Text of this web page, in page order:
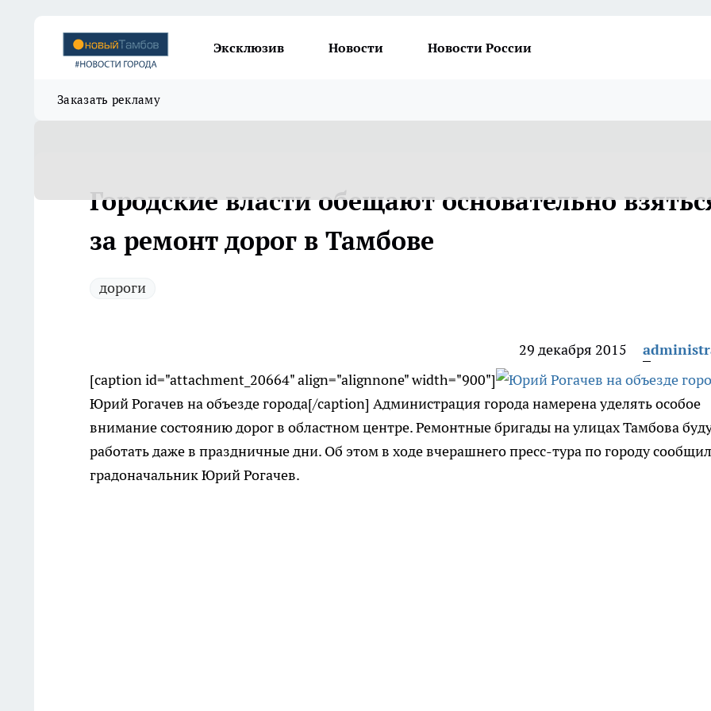
Эксклюзив Новости Новости России
Заказать рекламу
Городские власти обещают основательно
за ремонт дорог в Тамбове
дороги
29 декабря 2015
[caption id="attachment_20664" align="alignnone" width="900"]
Юрий Рогачев на объезде города[/caption] Администрация города намерена уделять особое
внимание состоянию дорог в областном центре. Ремонтные бригады на улицах Тамбова
работать даже в праздничные дни. Об этом в ходе вчерашнего пресс-тура по городу сообщил
градоначальник Юрий Рогачев.